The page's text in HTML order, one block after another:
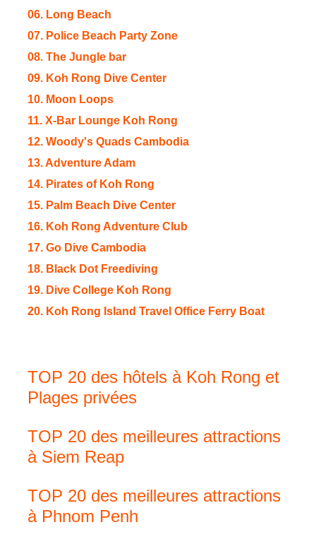
06. Long Beach
07. Police Beach Party Zone
08. The Jungle bar
09. Koh Rong Dive Center
10. Moon Loops
11. X-Bar Lounge Koh Rong
12. Woody's Quads Cambodia
13. Adventure Adam
14. Pirates of Koh Rong
15. Palm Beach Dive Center
16. Koh Rong Adventure Club
17. Go Dive Cambodia
18. Black Dot Freediving
19. Dive College Koh Rong
20. Koh Rong Island Travel Office Ferry Boat
TOP 20 des hôtels à Koh Rong et
Plages privées
TOP 20 des meilleures attractions
à Siem Reap
TOP 20 des meilleures attractions
à Phnom Penh